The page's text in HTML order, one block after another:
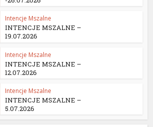
Intencje Mszalne
INTENCJE MSZALNE –
19.07.2026
Intencje Mszalne
INTENCJE MSZALNE –
12.07.2026
Intencje Mszalne
INTENCJE MSZALNE –
5.07.2026